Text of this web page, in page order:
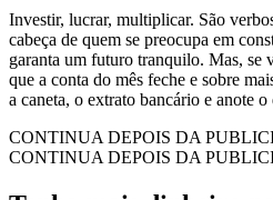
Investir, lucrar, multiplicar. São
cabeça de quem se preocupa em
garanta um futuro tranquilo. Mas, se
que a conta do mês feche e sobre
a caneta, o extrato bancário e anote
CONTINUA DEPOIS DA
CONTINUA DEPOIS DA